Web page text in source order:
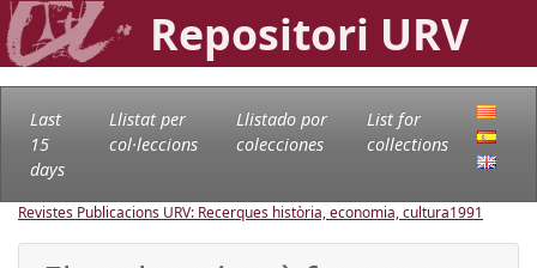
Repositori URV
Last
15
days
Llistat per
col·leccions
Llistado por
colecciones
List for
collections
Revistes Publicacions URV: Recerques història, economia, cultura1991